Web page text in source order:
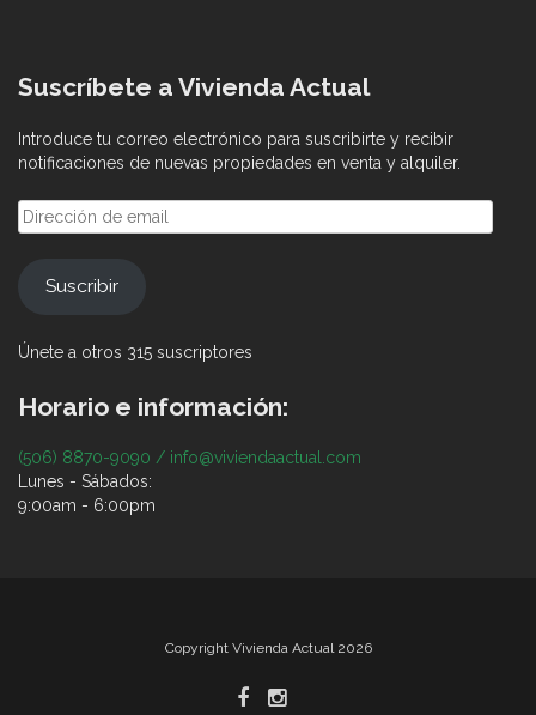
Suscríbete a Vivienda Actual
Introduce tu correo electrónico para suscribirte y recibir
notificaciones de nuevas propiedades en venta y alquiler.
Dirección
de
Suscribir
Únete a otros 315 suscriptores
Horario e información:
(506) 8870-9090 / info@viviendaactual.com
Lunes - Sábados:
9:00am - 6:00pm
Copyright Vivienda Actual 2026